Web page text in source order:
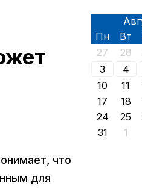
что
для
Пн Вт
27
28
3
4
10
11
17
18
24
25
31
1